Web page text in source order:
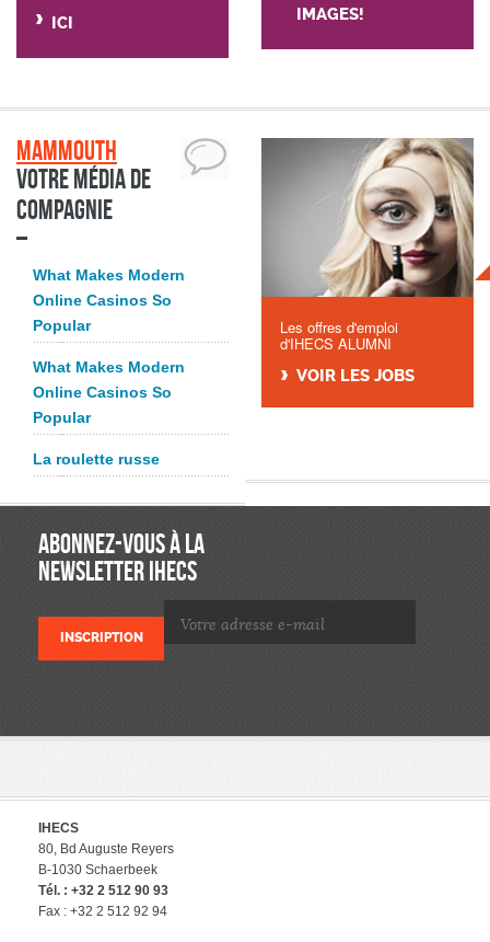
ICI
IMAGES!
Mammouth
Votre média de
compagnie
What Makes Modern
Online Casinos So
Popular
What Makes Modern
Online Casinos So
Popular
La roulette russe
Les offres d'emploi
d'IHECS ALUMNI
VOIR LES JOBS
ABONNEZ-VOUS À LA
NEWSLETTER IHECS
IHECS
80, Bd Auguste Reyers
B-1030 Schaerbeek
Tél. : +32 2 512 90 93
Fax : +32 2 512 92 94